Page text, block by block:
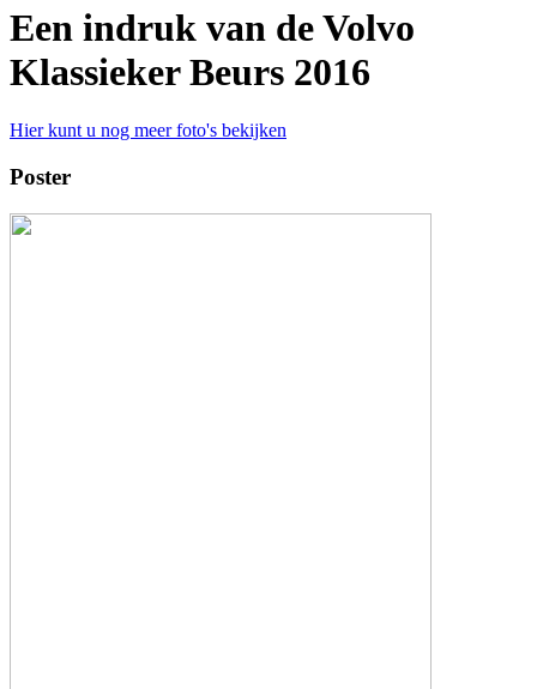
Een indruk van de Volvo
Klassieker Beurs 2016
Hier kunt u nog meer foto's bekijken
Poster